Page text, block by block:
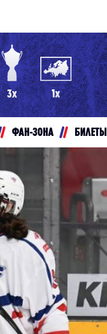
ФАН-ЗОНА БИЛЕТЫ